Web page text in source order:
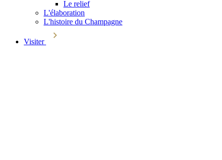
Le relief
L'élaboration
L'histoire du Champagne
Visiter